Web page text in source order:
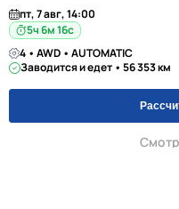
пт, 7 авг, 14:00
5ч 6м 16с
4 • AWD • AUTOMATIC
Заводится и едет • 56 353 км